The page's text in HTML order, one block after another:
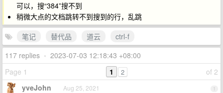
可以，搜“384”搜不到
稍微大点的文档跳转不到搜到的行，乱跳
笔记
替代品 道云
ctrl-f
117 replies • 2023-07-03 12:18:43 +08:00
Page 1
of 2
1 2
1
yveJohn Aug 25, 2021